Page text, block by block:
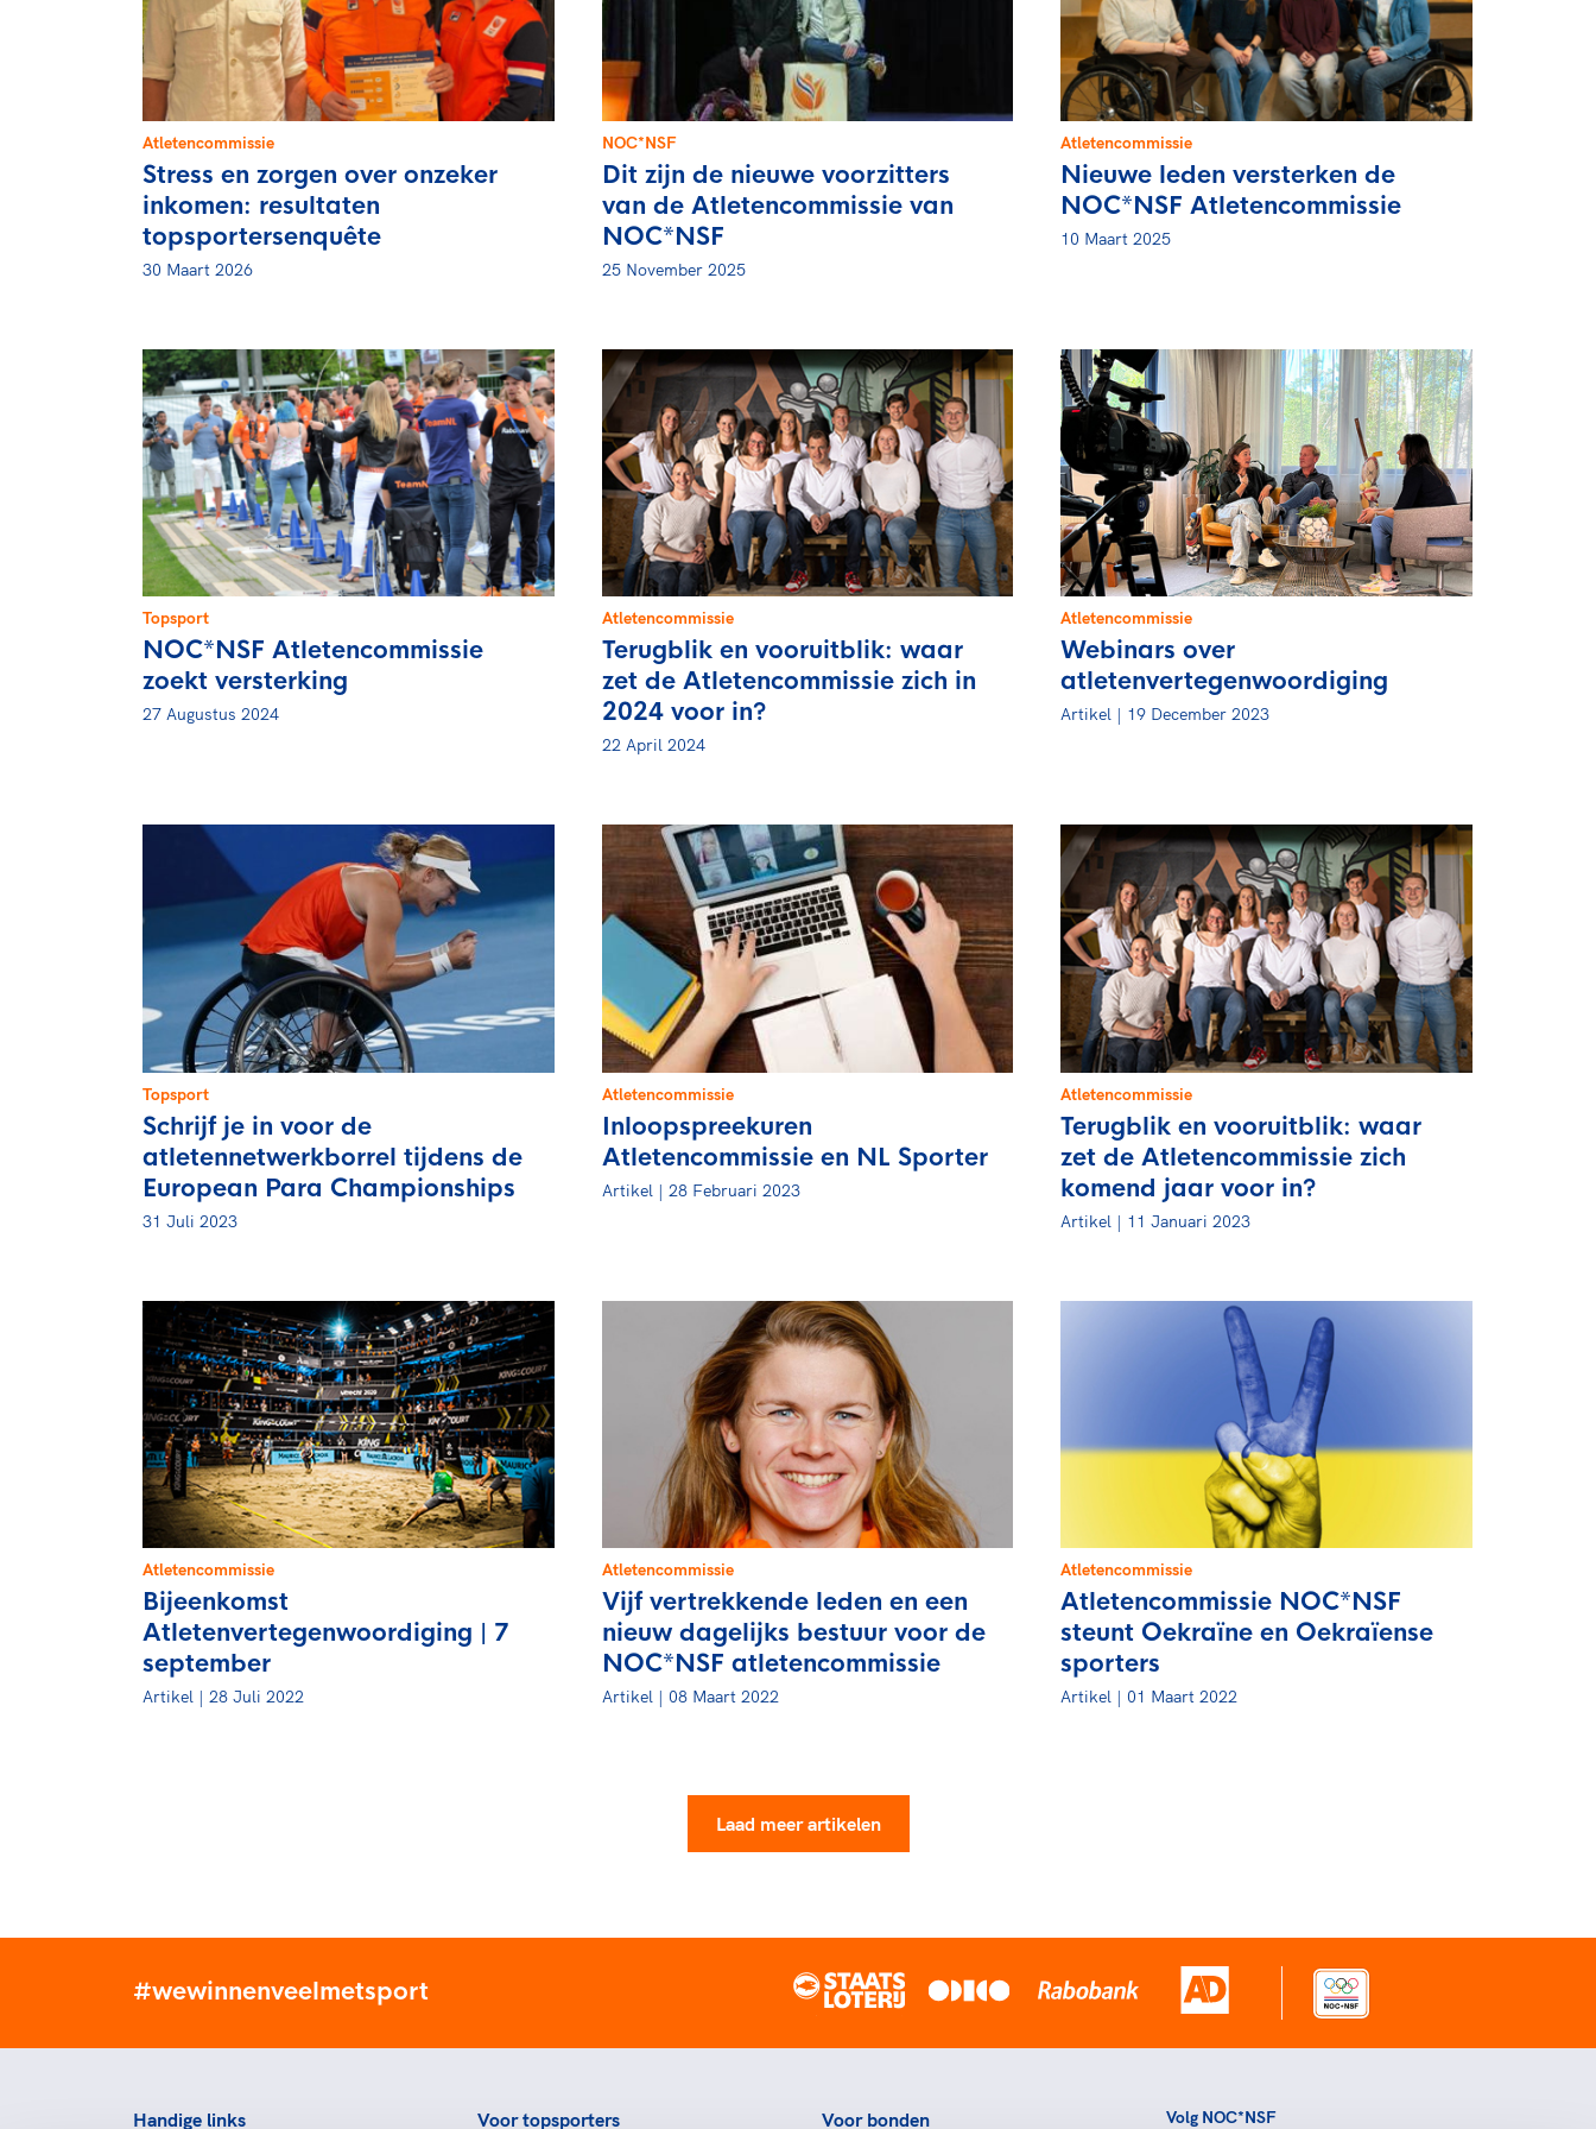
positionering van sport
Sportonderzoek
Sportakkoord II
je moeder of de hockeywedstrijd
van je buurjongen.
Lees verder
Diversiteit en inclusie
Gezonde sportomgeving
Duurzaamheid
Vitale clubs en bestuurlijk kader
Lees verder
Atletencommissie
Stress en zorgen over onzeker
inkomen: resultaten
topsportersenquête
30 Maart 2026
NOC*NSF
Dit zijn de nieuwe voorzitters
van de Atletencommissie van
NOC*NSF
25 November 2025
Atletencommissie
Nieuwe leden versterken de
NOC*NSF Atletencommissie
10 Maart 2025
Topsport
NOC*NSF Atletencommissie
zoekt versterking
27 Augustus 2024
Atletencommissie
Terugblik en vooruitblik: waar
zet de Atletencommissie zich in
2024 voor in?
22 April 2024
Atletencommissie
Webinars over
atletenvertegenwoordiging
Artikel | 19 December 2023
Topsport
Schrijf je in voor de
atletennetwerkborrel tijdens de
European Para Championships
31 Juli 2023
Atletencommissie
Inloopspreekuren
Atletencommissie en NL Sporter
Artikel | 28 Februari 2023
Atletencommissie
Terugblik en vooruitblik: waar
zet de Atletencommissie zich
komend jaar voor in?
Artikel | 11 Januari 2023
Atletencommissie
Bijeenkomst
Atletenvertegenwoordiging | 7
september
Artikel | 28 Juli 2022
Atletencommissie
Vijf vertrekkende leden en een
nieuw dagelijks bestuur voor de
NOC*NSF atletencommissie
Artikel | 08 Maart 2022
Atletencommissie
Atletencommissie NOC*NSF
steunt Oekraïne en Oekraïense
sporters
Artikel | 01 Maart 2022
Laad meer artikelen
#wewinnenveelmetsport
Handige links Voor topsporters Voor bonden Volg NOC*NSF